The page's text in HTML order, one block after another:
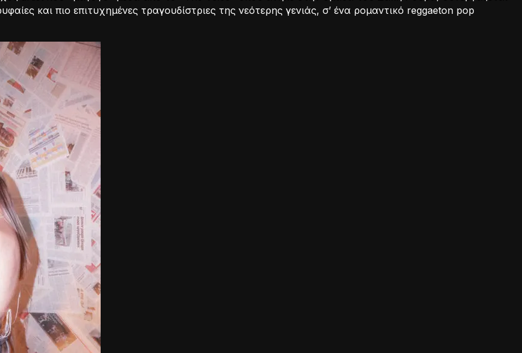
και πιο επιτυχημένες τραγουδίστριες της νεότερης γενιάς, σ’ ένα ρομαντικό reggaeton pop